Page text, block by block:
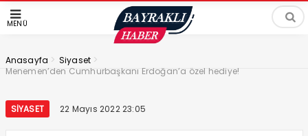
MENÜ
Anasayfa > Siyaset >
Menemen’den Cumhurbaşkanı Erdoğan’a özel hediye!
SIYASET 22 Mayıs 2022 23:05